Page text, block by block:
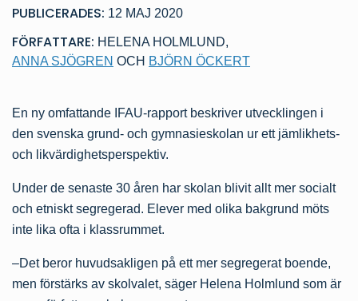
PUBLICERADES: 12 MAJ 2020
FÖRFATTARE: HELENA HOLMLUND,
ANNA SJÖGREN OCH BJÖRN ÖCKERT
En ny omfattande IFAU-rapport beskriver utvecklingen i
den svenska grund- och gymnasieskolan ur ett jämlikhets-
och likvärdighetsperspektiv.
Under de senaste 30 åren har skolan blivit allt mer socialt
och etniskt segregerad. Elever med olika bakgrund möts
inte lika ofta i klassrummet.
–Det beror huvudsakligen på ett mer segregerat boende,
men förstärks av skolvalet, säger Helena Holmlund som är